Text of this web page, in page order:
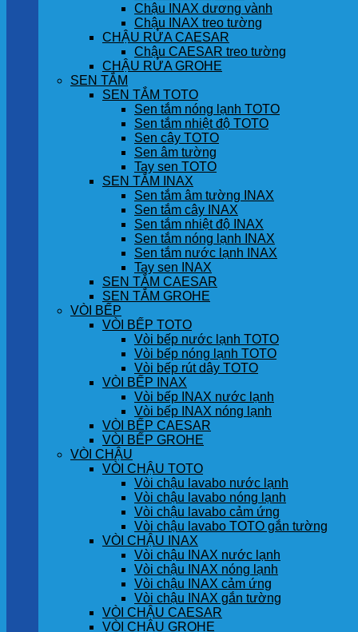
Chậu INAX dương vành
Chậu INAX treo tường
CHẬU RỬA CAESAR
Chậu CAESAR treo tường
CHẬU RỬA GROHE
SEN TẮM
SEN TẮM TOTO
Sen tắm nóng lạnh TOTO
Sen tắm nhiệt độ TOTO
Sen cây TOTO
Sen âm tường
Tay sen TOTO
SEN TẮM INAX
Sen tắm âm tường INAX
Sen tắm cây INAX
Sen tắm nhiệt độ INAX
Sen tắm nóng lạnh INAX
Sen tắm nước lạnh INAX
Tay sen INAX
SEN TẮM CAESAR
SEN TẮM GROHE
VÒI BẾP
VÒI BẾP TOTO
Vòi bếp nước lạnh TOTO
Vòi bếp nóng lạnh TOTO
Vòi bếp rút dây TOTO
VÒI BẾP INAX
Vòi bếp INAX nước lạnh
Vòi bếp INAX nóng lạnh
VÒI BẾP CAESAR
VÒI BẾP GROHE
VÒI CHẬU
VÒI CHẬU TOTO
Vòi chậu lavabo nước lạnh
Vòi chậu lavabo nóng lạnh
Vòi chậu lavabo cảm ứng
Vòi chậu lavabo TOTO gắn tường
VÒI CHẬU INAX
Vòi chậu INAX nước lạnh
Vòi chậu INAX nóng lạnh
Vòi chậu INAX cảm ứng
Vòi chậu INAX gắn tường
VÒI CHẬU CAESAR
VÒI CHẬU GROHE